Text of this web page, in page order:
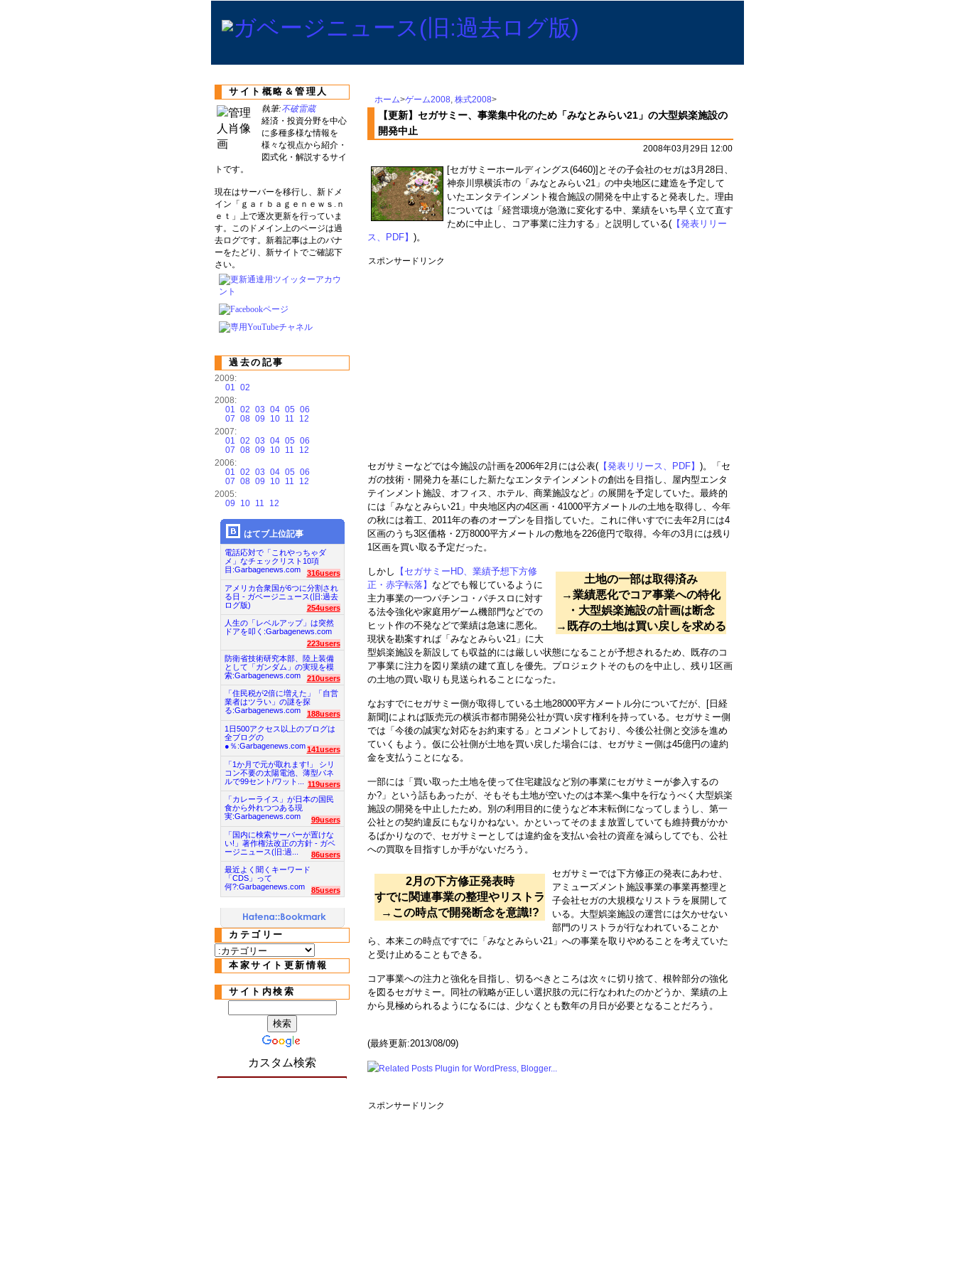
ホーム>ゲーム2008, 株式2008>
【更新】セガサミー、事業集中化のため「みなとみらい21」の大型娯楽施設の
開発中止
2008年03月29日 12:00
[セガサミーホールディングス(6460)]とその子会社のセガは3月28日、
神奈川県横浜市の「みなとみらい21」の中央地区に建造を予定して
いたエンタテインメント複合施設の開発を中止すると発表した。理由
については「経営環境が急激に変化する中、業績をいち早く立て直す
ために中止し、コア事業に注力する」と説明している( 【発表リリー
ス、PDF】 )。
スポンサードリンク
セガサミーなどでは今施設の計画を2006年2月には公表( 【発表リリース、PDF】 )。「セ
ガの技術・開発力を基にした新たなエンタテインメントの創出を目指し、屋内型エンタ
テインメント施設、オフィス、ホテル、商業施設など」の展開を予定していた。最終的
には「みなとみらい21」中央地区内の4区画・41000平方メートルの土地を取得し、今年
の秋には着工、2011年の春のオープンを目指していた。これに伴いすでに去年2月には4
区画のうち3区価格・2万8000平方メートルの敷地を226億円で取得。今年の3月には残り
1区画を買い取る予定だった。
土地の一部は取得済み
→業績悪化でコア事業への特化
・大型娯楽施設の計画は断念
→既存の土地は買い戻しを求める
しかし
【セガサミーHD、業績予想下方修
正・赤字転落】 などでも報じているように
主力事業の一つパチンコ・パチスロに対す
る法令強化や家庭用ゲーム機部門などでの
ヒット作の不発などで業績は急速に悪化。
現状を勘案すれば「みなとみらい21」に大
型娯楽施設を新設しても収益的には厳しい状態になることが予想されるため、既存のコ
ア事業に注力を図り業績の建て直しを優先。プロジェクトそのものを中止し、残り1区画
の土地の買い取りも見送られることになった。
なおすでにセガサミー側が取得している土地28000平方メートル分についてだが、[日経
新聞]によれば販売元の横浜市都市開発公社が買い戻す権利を持っている。セガサミー側
では「今後の誠実な対応をお約束する」とコメントしており、今後公社側と交渉を進め
ていくもよう。仮に公社側が土地を買い戻した場合には、セガサミー側は45億円の違約
金を支払うことになる。
一部には「買い取った土地を使って住宅建設など別の事業にセガサミーが参入するの
か?」という話もあったが、そもそも土地が空いたのは本業へ集中を行なうべく大型娯楽
施設の開発を中止したため。別の利用目的に使うなど本末転倒になってしまうし、第一
公社との契約違反にもなりかねない。かといってそのまま放置していても維持費がかか
るばかりなので、セガサミーとしては違約金を支払い会社の資産を減らしてでも、公社
への買取を目指すしか手がないだろう。
2月の下方修正発表時
すでに関連事業の整理やリストラ
→この時点で開発断念を意識!?
セガサミーでは下方修正の発表にあわせ、
アミューズメント施設事業の事業再整理と
子会社セガの大規模なリストラを展開して
いる。大型娯楽施設の運営には欠かせない
部門のリストラが行なわれていることか
ら、本来この時点ですでに「みなとみらい21」への事業を取りやめることを考えていた
と受け止めることもできる。
コア事業への注力と強化を目指し、切るべきところは次々に切り捨て、根幹部分の強化
を図るセガサミー。同社の戦略が正しい選択肢の元に行なわれたのかどうか、業績の上
から見極められるようになるには、少なくとも数年の月日が必要となることだろう。
(最終更新:2013/08/09)
スポンサードリンク
サイト概略＆管理人
執筆:不破雷蔵
経済・投資分野を中心
に多種多様な情報を
様々な視点から紹介・
図式化・解説するサイ
トです。
現在はサーバーを移行し、新ドメ
イン「ｇａｒｂａｇｅｎｅｗｓ.ｎ
ｅｔ」上で逐次更新を行っていま
す。このドメイン上のページは過
去ログです。新着記事は上のバナ
ーをたどり、新サイトでご確認下
さい。
過去の記事
2009:
01 02
2008:
01 02 03 04 05 06
07 08 09 10 11
12
2007:
01 02 03 04 05 06
07 08 09 10 11
12
2006:
01 02 03 04 05 06
07 08 09 10 11
12
2005:
09
10 11 12
はてブ上位記事
電話応対で「これやっちゃダ
メ」なチェックリスト10項
目:Garbagenews.com
316users
アメリカ合衆国が6つに分割され
る日 - ガベージニュース(旧:過去
ログ版)
254users
人生の「レベルアップ」は突然
ドアを叩く:Garbagenews.com
223users
防衛省技術研究本部、陸上装備
として「ガンダム」の実現を模
索:Garbagenews.com
210users
「住民税が2倍に増えた」「自営
業者はツラい」の謎を探
る:Garbagenews.com
188users
1日500アクセス以上のブログは
全ブログの
●％:Garbagenews.com 141users
「1か月で元が取れます!」 シリ
コン不要の太陽電池、薄型パネ
ルで99セント/ワット...
119users
「カレーライス」が日本の国民
食から外れつつある現
実:Garbagenews.com
99users
「国内に検索サーバーが置けな
い!」著作権法改正の方針 - ガベ
ージニュース(旧:過...
86users
最近よく聞くキーワード
「CDS」って
何?:Garbagenews.com
85users
カテゴリー
本家サイト更新情報
サイト内検索
カスタム検索